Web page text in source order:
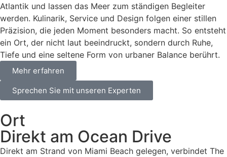
Atlantik und lassen das Meer zum ständigen Begleiter
werden. Kulinarik, Service und Design folgen einer stillen
Präzision, die jeden Moment besonders macht. So entsteht
ein Ort, der nicht laut beeindruckt, sondern durch Ruhe,
Tiefe und eine seltene Form von urbaner Balance berührt.
Mehr erfahren
Sprechen Sie mit unseren Experten
Ort
Direkt am Ocean Drive
Direkt am Strand von Miami Beach gelegen, verbindet The